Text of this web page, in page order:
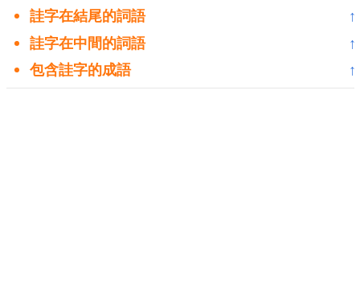
詿字在結尾的詞語
↑
詿字在中間的詞語
↑
包含詿字的成語
↑